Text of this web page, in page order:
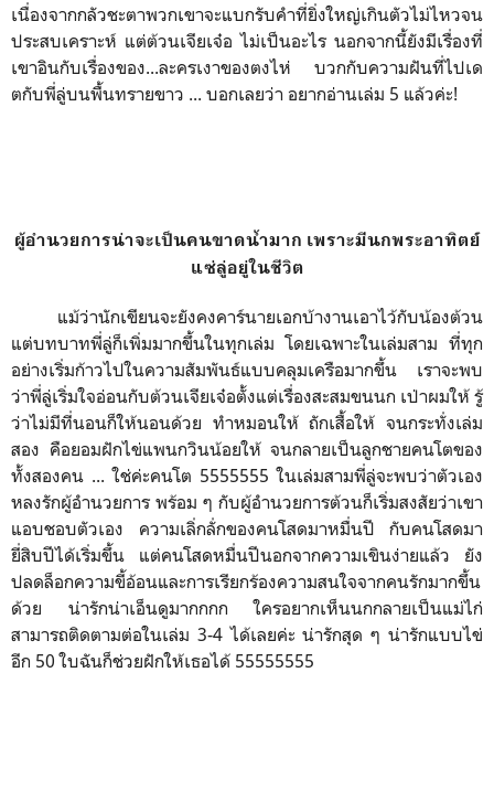
เนื่องจากกลัวชะตาพวกเขาจะแบกรับคำที่ยิ่งใหญ่เกินตัวไม่ไหวจน
ประสบเคราะห์ แต่ต้วนเจียเจ๋อ ไม่เป็นอะไร นอกจากนี้ยังมีเรื่องที่
เขาอินกับเรื่องของ...ละครเงาของตงไห่ บวกกับความฝันที่ไปเด
ตกับพี่ลู่บนพื้นทรายขาว ... บอกเลยว่า อยากอ่านเล่ม 5 แล้วค่ะ!
ผู้อำนวยการน่าจะเป็นคนขาดน้ำมาก เพราะมีนกพระอาทิตย์
แซ่ลู่อยู่ในชีวิต
แม้ว่านักเขียนจะยังคงคาร์นายเอกบ้างานเอาไว้กับน้องต้วน
แต่บทบาทพี่ลู่ก็เพิ่มมากขึ้นในทุกเล่ม โดยเฉพาะในเล่มสาม ที่ทุก
อย่างเริ่มก้าวไปในความสัมพันธ์แบบคลุมเครือมากขึ้น เราจะพบ
ว่าพี่ลู่เริ่มใจอ่อนกับต้วนเจียเจ๋อตั้งแต่เรื่องสะสมขนนก เป่าผมให้ รู้
ว่าไม่มีที่นอนก็ให้นอนด้วย ทำหมอนให้ ถักเสื้อให้ จนกระทั่งเล่ม
สอง คือยอมฝักไข่แพนกวินน้อยให้ จนกลายเป็นลูกชายคนโตของ
ทั้งสองคน ... ใช่ค่ะคนโต 5555555 ในเล่มสามพี่ลู่จะพบว่าตัวเอง
หลงรักผู้อำนวยการ พร้อม ๆ กับผู้อำนวยการต้วนก็เริ่มสงสัยว่าเขา
แอบชอบตัวเอง ความเลิ่กลั่กของคนโสดมาหมื่นปี กับคนโสดมา
ยี่สิบปีได้เริ่มขึ้น แต่คนโสดหมื่นปีนอกจากความเขินง่ายแล้ว ยัง
ปลดล็อกความขี้อ้อนและการเรียกร้องความสนใจจากคนรักมากขึ้น
ด้วย น่ารักน่าเอ็นดูมากกกก ใครอยากเห็นนกกลายเป็นแม่ไก่
สามารถติดตามต่อในเล่ม 3-4 ได้เลยค่ะ น่ารักสุด ๆ น่ารักแบบไข่
อีก 50 ใบฉันก็ช่วยฝักให้เธอได้ 55555555